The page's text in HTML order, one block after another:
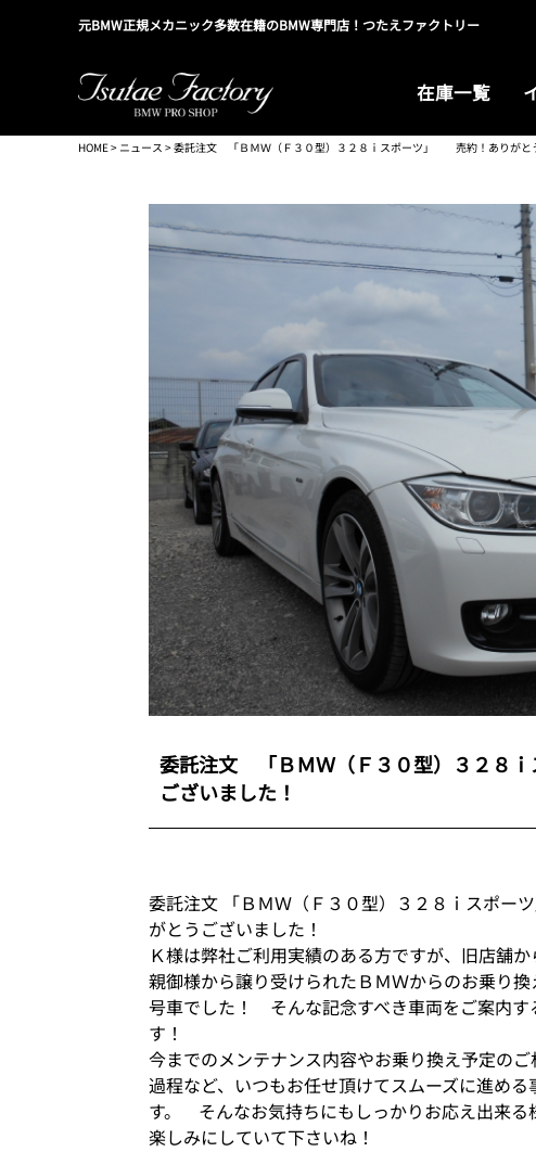
元BMW正規メカニック多数在籍のBMW専門店！つたえファクトリー
在庫一覧
HOME> ニュース > 委託注文 「ＢＭＷ（Ｆ３０型）３２８ｉスポーツ」 売約！ありがと
委託注文 「ＢＭＷ（Ｆ３０型）３２８
ございました！
委託注文 「ＢＭＷ（Ｆ３０型）３２８ｉス
がとうございました！
Ｋ様は弊社ご利用実績のある方ですが、旧店舗
親御様から譲り受けられたＢＭＷからのお乗り
号車でした！ そんな記念すべき車両をご案内す
す！
今までのメンテナンス内容やお乗り換え予定の
過程など、いつもお任せ頂けてスムーズに進め
す。 そんなお気持ちにもしっかりお応え出来る
楽しみにしていて下さいね！